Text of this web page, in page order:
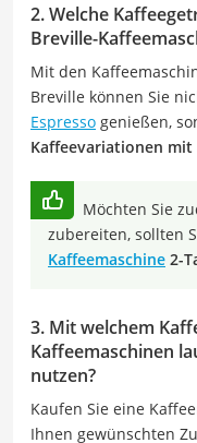
2. Welche
Breville-
Mit den
Breville können Sie
Espresso genießen,
Kaffeevariationen
Möchten Sie
zubereiten, sollten
Kaffeemaschine 2-
3. Mit welchem
Kaffeemaschinen
nutzen?
Kaufen Sie eine
Ihnen gewünschten